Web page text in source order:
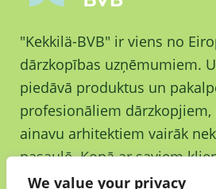
We value your privacy
"Kekkilä-BVB" ir viens no
dārzkopības uzņēmumiem.
piedāvā produktus un
profesionāliem
ainavu arhitektiem vairāk
pasaulē. Kopā ar saviem
un augam labākai nākotnei.